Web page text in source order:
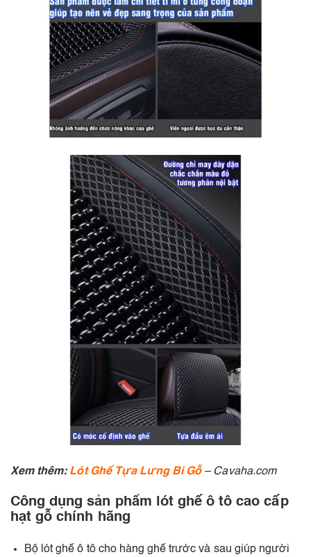
Xem thêm: Lót Ghế Tựa Lưng Bi Gỗ– Cavaha.com
Công dụng sản phẩm lót ghế ô tô cao cấp
hạt gỗ chính hãng
Bộ lót ghế ô tô cho hàng ghế trước và sau giúp người